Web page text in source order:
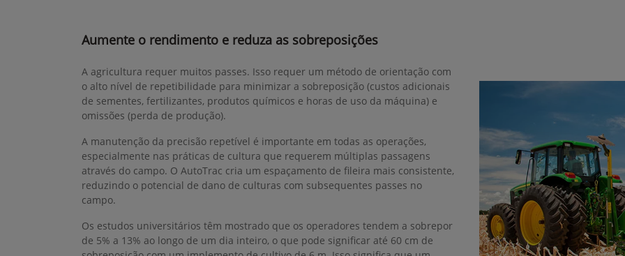
Aumente o rendimento e reduza as sobreposições
A agricultura requer muitos passes. Isso requer um método de orientação com
o alto nível de repetibilidade para minimizar a sobreposição (custos adicionais
de sementes, fertilizantes, produtos químicos e horas de uso da máquina) e
omissões (perda de produção).
A manutenção da precisão repetível é importante em todas as operações,
especialmente nas práticas de cultura que requerem múltiplas passagens
através do campo. O AutoTrac cria um espaçamento de fileira mais consistente,
reduzindo o potencial de dano de culturas com subsequentes passes no
campo.
Os estudos universitários têm mostrado que os operadores tendem a sobrepor
de 5% a 13% ao longo de um dia inteiro, o que pode significar até 60 cm de